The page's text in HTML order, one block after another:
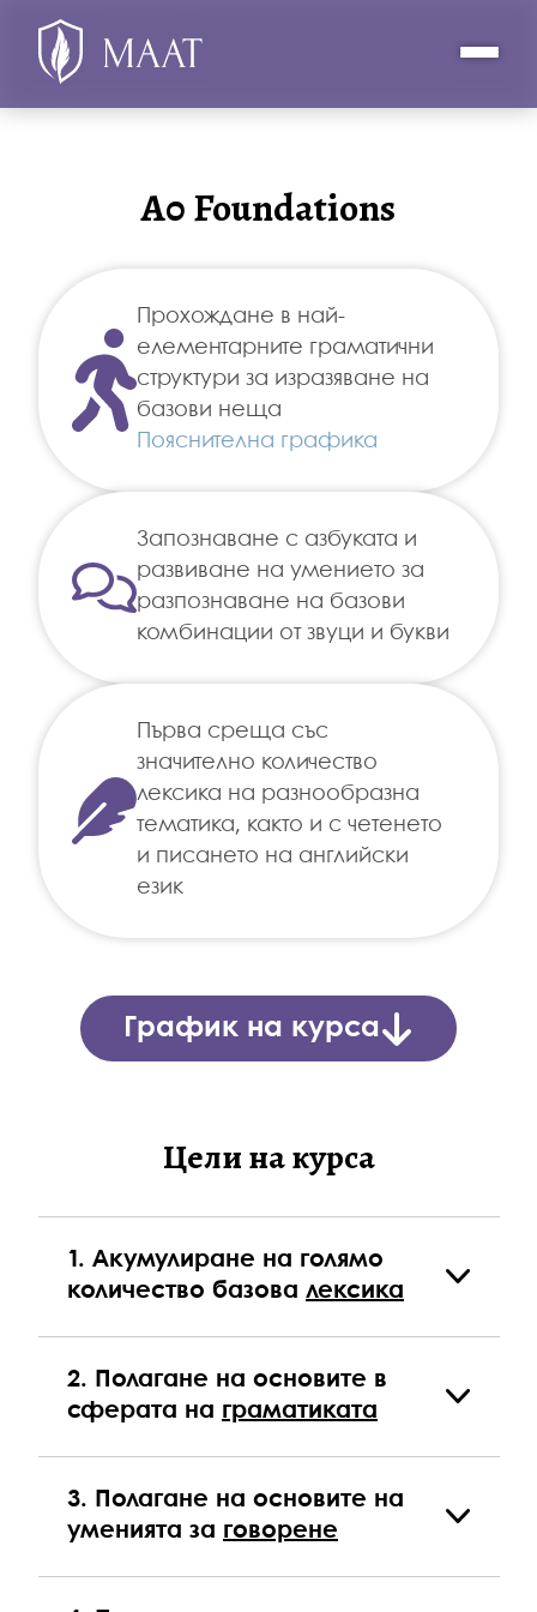
A0 Foundations
Прохождане в най-
елементарните граматични
структури за изразяване на
базови неща
Пояснителна графика
Запознаване с азбуката и
развиване на умението за
разпознаване на базови
комбинации от звуци и букви
Първа среща със
значително количество
лексика на разнообразна
тематика, както и с четенето
и писането на английски
език
График на курса
Цели на курса
Акумулиране на голямо
количество базова лексика
думи свързани със следните
тематики: членове на
семейството, цветове, плодове и
различни други
прости базови словосъчетания
Полагане на основите в
сферата на граматиката
Изразяване на интереси и
предпочитания
Описване на способност и
Описване на външен вид
Полагане на основите на
уменията за говорене
правилно произношение